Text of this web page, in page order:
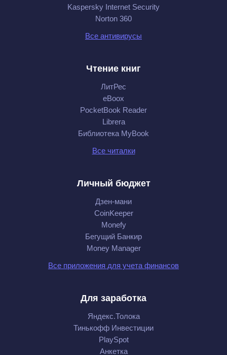
Kaspersky Internet Security
Norton 360
Все антивирусы
Чтение книг
ЛитРес
eBoox
PocketBook Reader
Librera
Библиотека MyBook
Все читалки
Личный бюджет
Дзен-мани
CoinKeeper
Monefy
Бегущий Банкир
Money Manager
Все приложения для учета финансов
Для заработка
Яндекс.Толока
Тинькофф Инвестиции
PlaySpot
Анкетка